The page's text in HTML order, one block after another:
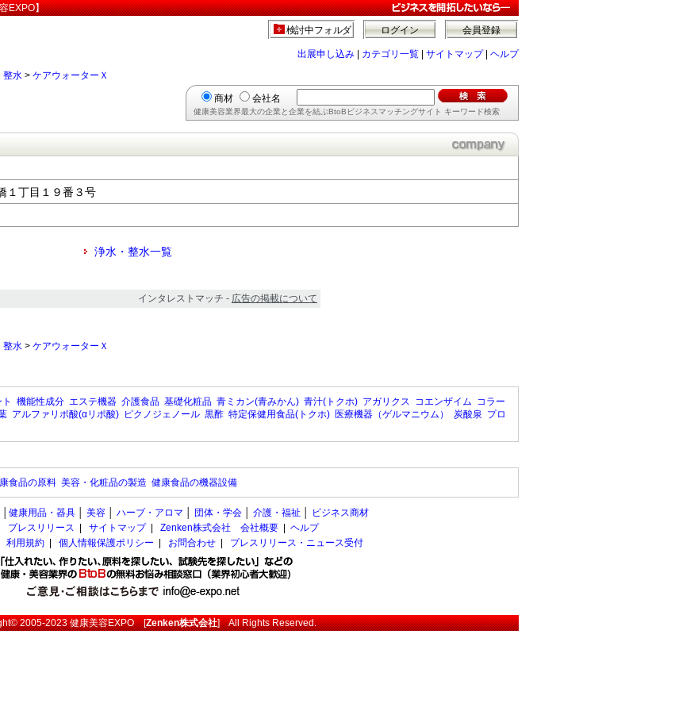
EXPO】
会員登録
ログイン
検討中フォルダ
出展申し込み カテゴリ一覧 サイトマップ| ヘルプ
整水 > ケアウォーターＸ
商材 会社名
健康美容業界最大の企業と企業を結ぶBtoBビジネスマッチングサイト キーワード検索
丁目１９番３号
浄水・整水一覧
インタレストマッチ - 広告の掲載について
整水 > ケアウォーターＸ
機能性成分 エステ機器 介護食品 基礎化粧品 青ミカン(青みかん) 青汁(トクホ) アガリクス コエンザイム コラー
アルファリポ酸(αリポ酸) ピクノジェノール 黒酢 特定保健用食品(トクホ) 医療機器（ゲルマニウム） 炭酸泉 プロ
食品の原料 美容・化粧品の製造 健康食品の機器設備
健康用品・器具 美容 ハーブ・アロマ 団体・学会 介護・福祉
ビジネス商材
プレスリリース サイトマップ| Zenken株式会社 会社概要
ヘルプ
利用規約 個人情報保護ポリシー お問合わせ プレスリリース・ニュース受付
2005-2023健康美容EXPO[Zenken株式会社] All Rights Reserved.